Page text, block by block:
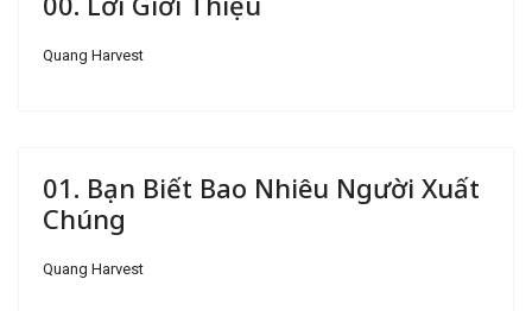
Quang Harvest
01. Bạn Biết Bao Nhiêu Người Xuất
Chúng
Quang Harvest